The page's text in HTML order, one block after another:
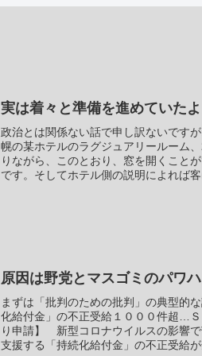
実は着々と準備を進めていた
政治とは関係ない話で申し訳ないです
幌の某ホテルのラグジュアリールーム
りながら、このとおり、窓を開くこと
です。そしてホテル側の説明によれば客
原因は野党とマスゴミのパワ
まずは「批判のための批判」の典型的
化給付金」の不正受給１０００件超…
り申請】 新型コロナウイルスの影響
支援する「持続化給付金」の不正受給